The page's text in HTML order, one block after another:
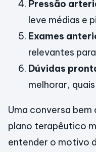
Pressão
leve médias e
Exames
relevantes
Dúvidas
melhorar,
Uma conversa
plano terapêutico
entender o motivo